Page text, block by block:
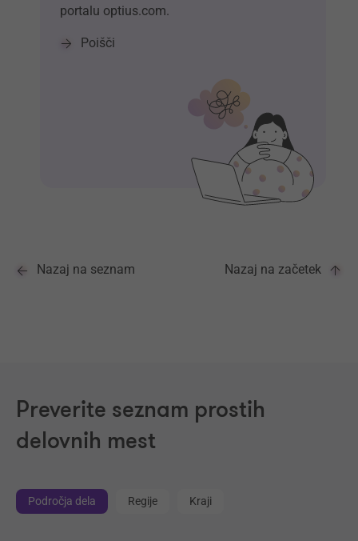
portalu optius.com.
Poišči
Nazaj na seznam Nazaj na začetek
Preverite seznam prostih
delovnih mest
Področja dela Regije Kraji